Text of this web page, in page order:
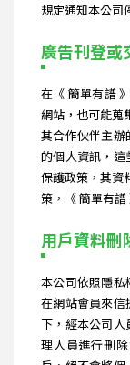
規定通知本公司
廣告刊登或
在《 簡單有譜
網站，也可能蒐
其合作伙伴主辦
的個人資訊，這
保護政策，其資
策，《 簡單有譜
用戶資料刪
本公司依照隱私
在網站會員來信
下，經本公司
理人員進行刪